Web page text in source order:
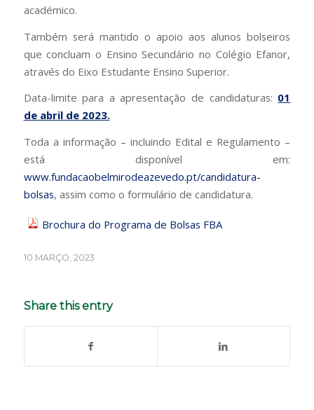
académico.
Também será mantido o apoio aos alunos bolseiros
que concluam o Ensino Secundário no Colégio Efanor,
através do Eixo Estudante Ensino Superior.
Data-limite para a apresentação de candidaturas: 01
de abril de 2023.
Toda a informação – incluindo Edital e Regulamento –
está disponível em:
www.fundacaobelmirodeazevedo.pt/candidatura-
bolsas, assim como o formulário de candidatura.
Brochura do Programa de Bolsas FBA
10 MARÇO, 2023
Share this entry